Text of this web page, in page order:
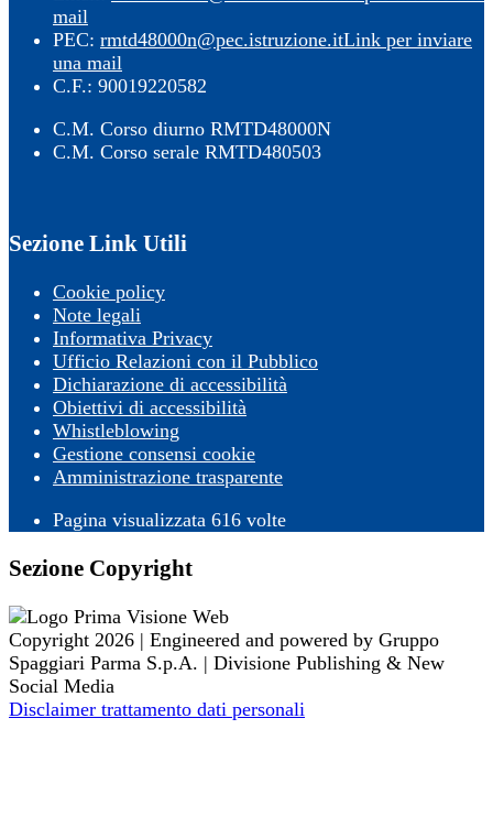
mail
PEC: rmtd48000n@pec.istruzione.itLink per inviare
una mail
C.F.: 90019220582
C.M. Corso diurno RMTD48000N
C.M. Corso serale RMTD480503
Sezione Link Utili
Cookie policy
Note legali
Informativa Privacy
Ufficio Relazioni con il Pubblico
Dichiarazione di accessibilità
Obiettivi di accessibilità
Whistleblowing
Gestione consensi cookie
Amministrazione trasparente
Pagina visualizzata 616 volte
Sezione Copyright
Copyright 2026 | Engineered and powered by Gruppo
Spaggiari Parma S.p.A. | Divisione Publishing & New
Social Media
Disclaimer trattamento dati personali